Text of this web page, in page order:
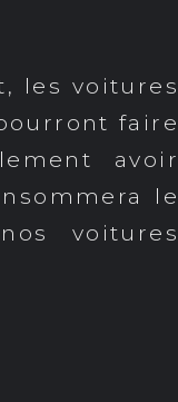
les voitures
faire
avoir
le
voitures